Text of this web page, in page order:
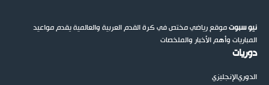
نيو سبوتموقع رياضي مختص في كرة القدم العربية والعالمية يقدم مواعيد
المباريات وأهم الأخبار والملخصات
دوريات
الدوريالإنجليزي